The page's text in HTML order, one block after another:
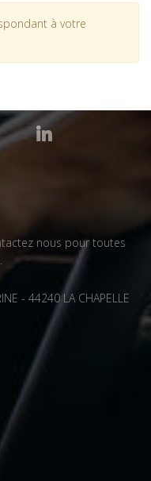
à votre
nous pour toutes
- 44240 LA CHAPELLE